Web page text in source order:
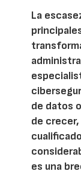
La
de datos
de
es una